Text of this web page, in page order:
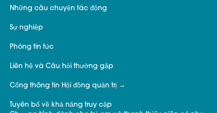
Những câu chuyện tác động
Sự nghiệp
Phòng tin tức
Liên hệ và Câu hỏi thường gặp
Cổng thông tin Hội đồng quản trị
Tuyên bố về khả năng truy cập